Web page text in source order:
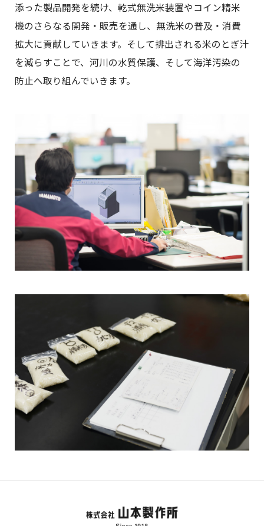
添った製品開発を続け、乾式無洗米装置やコイン精米
機のさらなる開発・販売を通し、無洗米の普及・消費
拡大に貢献していきます。そして排出される米のとぎ汁
を減らすことで、河川の水質保護、そして海洋汚染の
防止へ取り組んでいきます。